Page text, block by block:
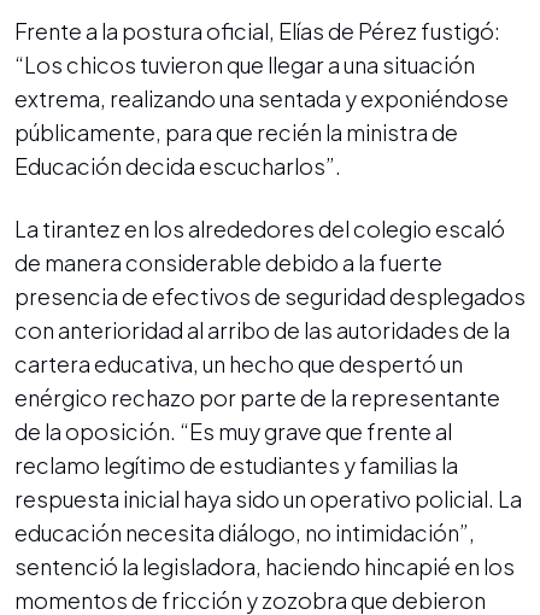
Frente a la postura oficial, Elías de Pérez fustigó:
“Los chicos tuvieron que llegar a una situación
extrema, realizando una sentada y exponiéndose
públicamente, para que recién la ministra de
Educación decida escucharlos”.
La tirantez en los alrededores del colegio escaló
de manera considerable debido a la fuerte
presencia de efectivos de seguridad desplegados
con anterioridad al arribo de las autoridades de la
cartera educativa, un hecho que despertó un
enérgico rechazo por parte de la representante
de la oposición. “Es muy grave que frente al
reclamo legítimo de estudiantes y familias la
respuesta inicial haya sido un operativo policial. La
educación necesita diálogo, no intimidación”,
sentenció la legisladora, haciendo hincapié en los
momentos de fricción y zozobra que debieron